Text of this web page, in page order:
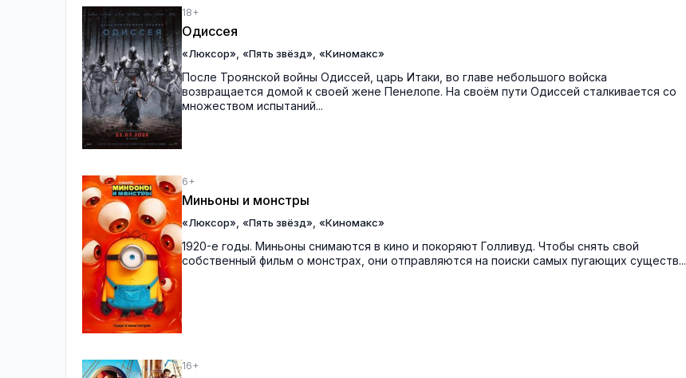
18+
Одиссея
«Люксор» «Пять звёзд» «Киномакс»
После Троянской войны Одиссей, царь Итаки, во главе небольшого войска
возвращается домой к своей жене Пенелопе. На своём пути Одиссей сталкивается со
множеством испытаний...
6+
Миньоны и монстры
«Люксор» «Пять звёзд» «Киномакс»
1920-е годы. Миньоны снимаются в кино и покоряют Голливуд. Чтобы снять свой
собственный фильм о монстрах, они отправляются на поиски самых пугающих существ...
16+